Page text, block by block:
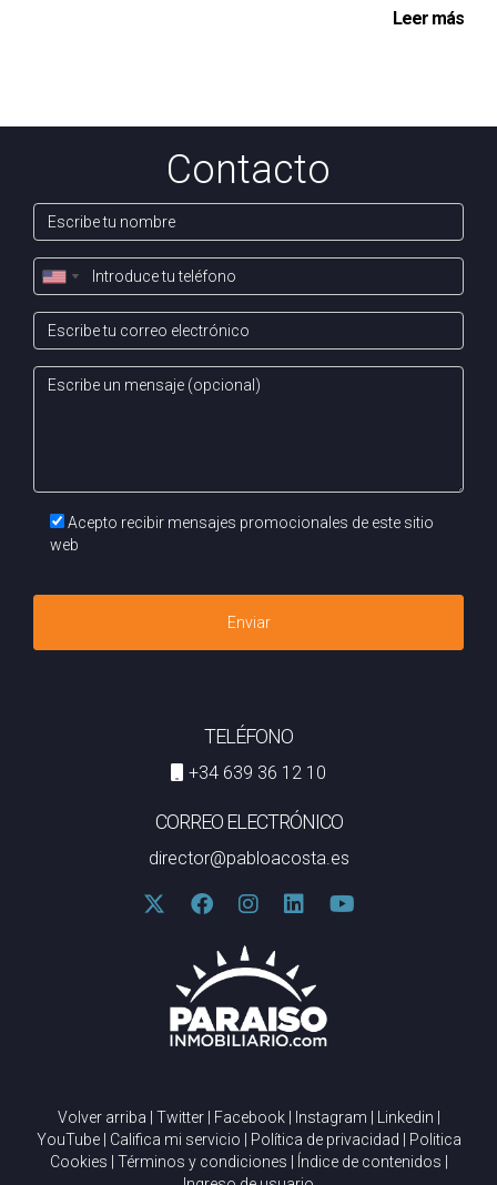
Leer más
Contacto
Acepto recibir mensajes promocionales de este sitio
web
Enviar
TELÉFONO
+34 639 36 12 10
CORREO ELECTRÓNICO
director@pabloacosta.es
Volver arriba Twitter| Facebook| Instagram Linkedin
YouTube| Califica mi servicio Política de privacidad
Politica
Cookies
Términos y condiciones Índice de contenidos